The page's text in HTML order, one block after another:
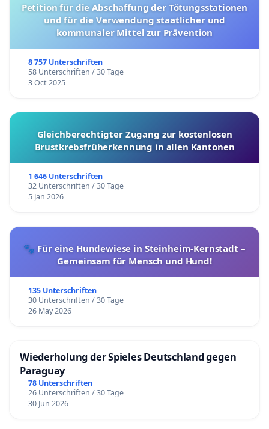
Petition für die Abschaffung der Tötungsstationen
und für die Verwendung staatlicher und
kommunaler Mittel zur Prävention
8 757 Unterschriften
58 Unterschriften / 30 Tage
3 Oct 2025
Gleichberechtigter Zugang zur kostenlosen
Brustkrebsfrüherkennung in allen Kantonen
1 646 Unterschriften
32 Unterschriften / 30 Tage
5 Jan 2026
🐾 Für eine Hundewiese in Steinheim-Kernstadt –
Gemeinsam für Mensch und Hund!
135 Unterschriften
30 Unterschriften / 30 Tage
26 May 2026
Wiederholung der Spieles Deutschland gegen
Paraguay
78 Unterschriften
26 Unterschriften / 30 Tage
30 Jun 2026